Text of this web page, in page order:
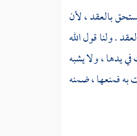
بالعقد ، لأن
. ولنا قول الله
يدها ، ولا يشبه
به فمنعها ، ضمنه